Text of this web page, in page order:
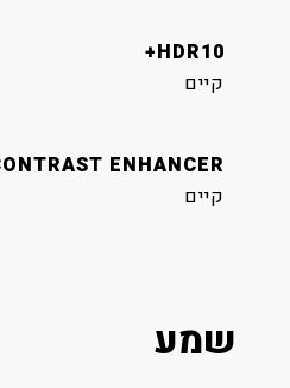
HDR10+
קיים
ENHANCER
קיים
שמע